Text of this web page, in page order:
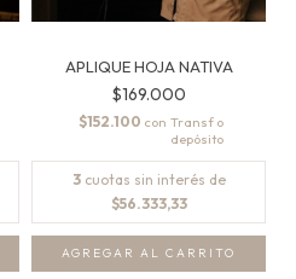
APLIQUE HOJA NATIVA
$169.000
$152.100 con
3 cuotas sin interés de
$56.333,33